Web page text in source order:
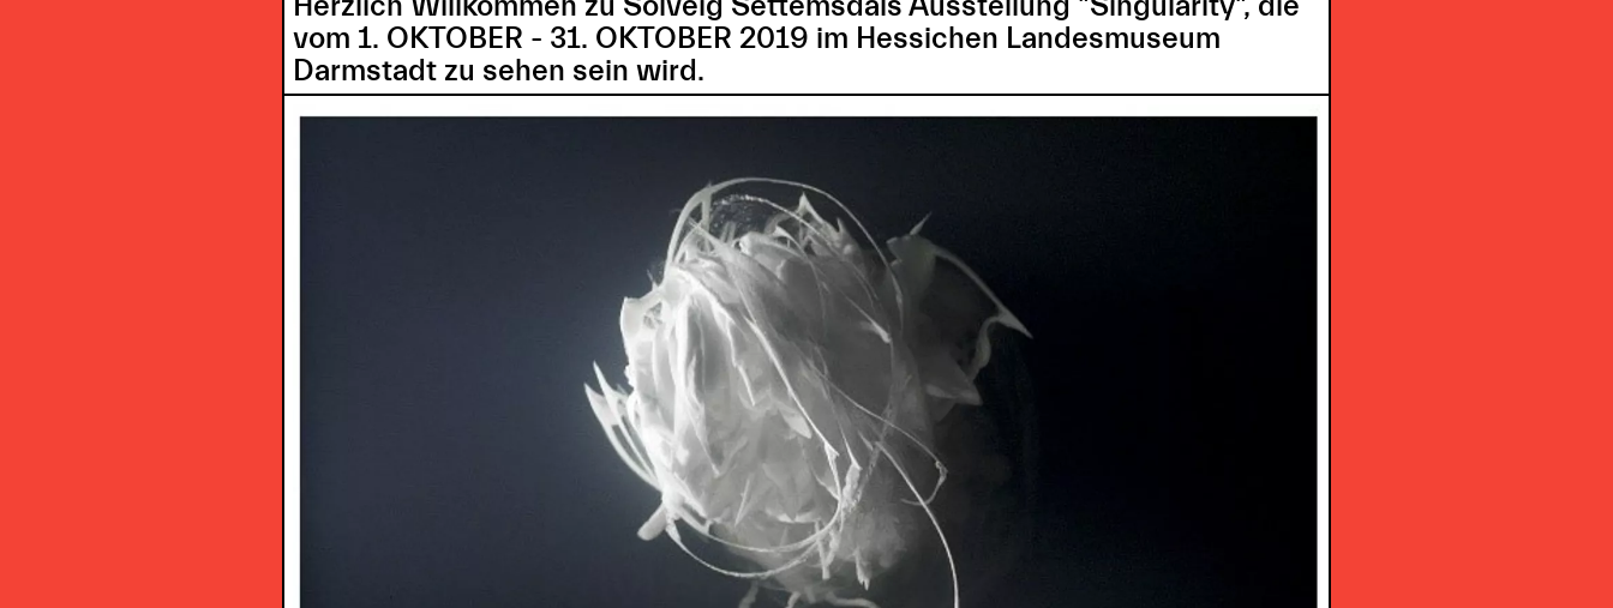
vom 1. OKTOBER - 31. OKTOBER 2019 im Hessichen Landesmuseum
Darmstadt zu sehen sein wird.